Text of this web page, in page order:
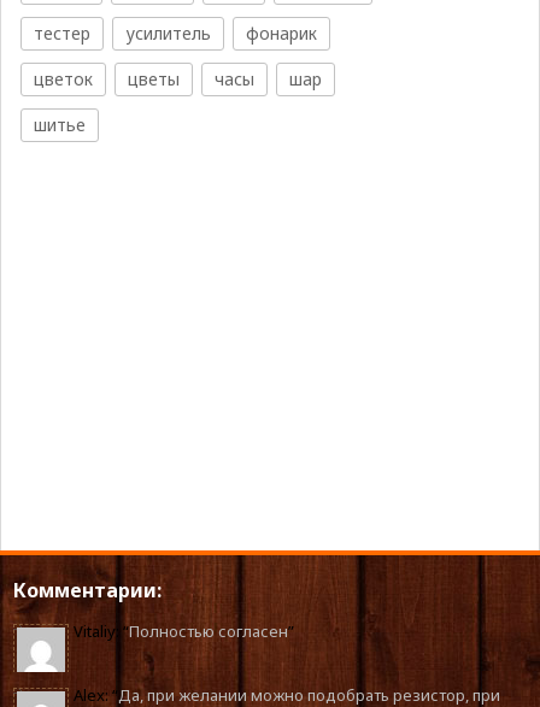
тестер
усилитель
фонарик
цветок
цветы часы
шар
шитье
Комментарии:
Vitaliy : “Полностью согласен”
Alex: “Да, при желании можно подобрать резистор, при